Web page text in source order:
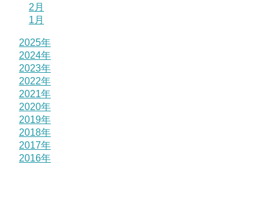
2月
1月
2025年
2024年
2023年
2022年
2021年
2020年
2019年
2018年
2017年
2016年